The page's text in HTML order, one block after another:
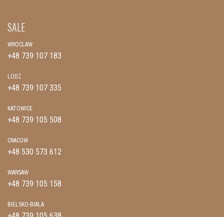
SALE
WROCLAW
+48 739 107 183
LODZ
+48 739 107 335
KATOWICE
+48 739 105 508
CRACOW
+48 530 573 612
WARSAW
+48 739 105 158
BIELSKO-BIALA